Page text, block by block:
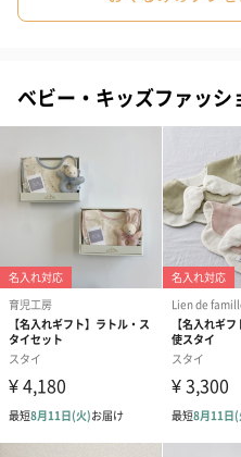
メッセージカードや封筒のデザ
す。
写真付きメッセージカ
ード（680円）
写真
ード
ンク
包装紙
ラッピングを施してお届けいた
ベビー・キッズファッシ